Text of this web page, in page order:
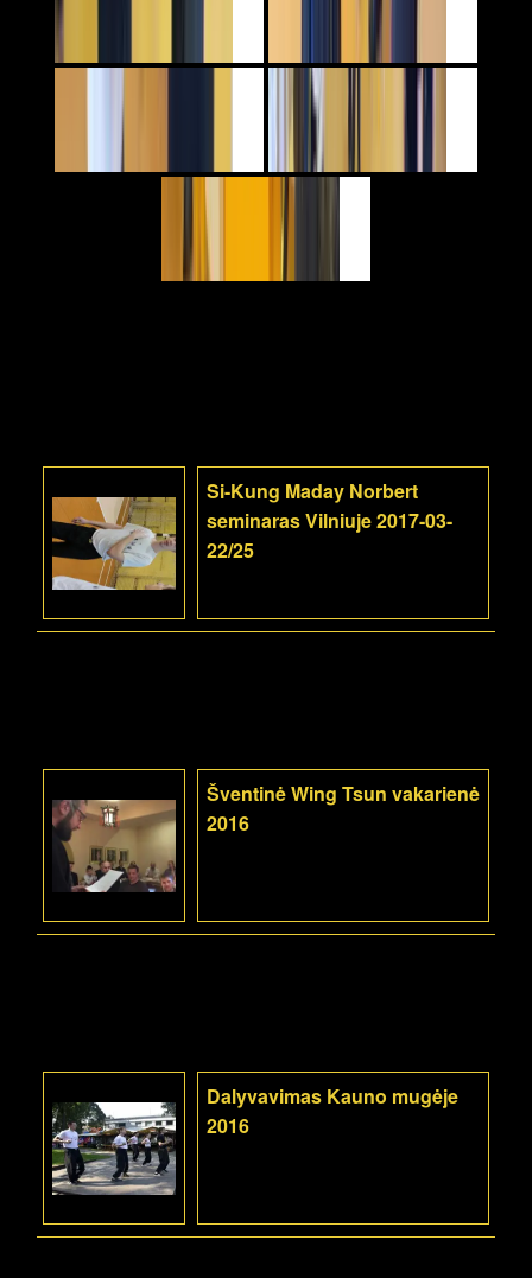
Si-Kung Maday Norbert
seminaras Vilniuje 2017-03-
22/25
Šventinė Wing Tsun vakarienė
2016
Dalyvavimas Kauno mugėje
2016